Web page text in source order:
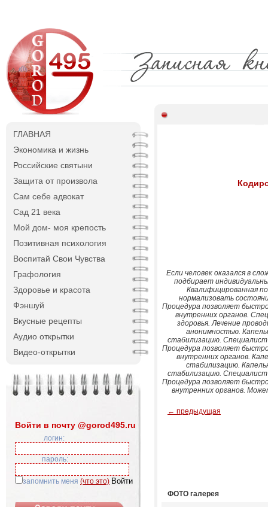
ГЛАВНАЯ
Экономика и жизнь
Российские святыни
Защита от произвола
Сам себе адвокат
Сад 21 века
Мой дом- моя крепость
Позитивная психология
Воспитай Свои Чувства
Графология
Здоровье и красота
Фэншуй
Вкусные рецепты
Аудио открытки
Видео-открытки
Войти в почту @gorod495.ru
логин:
пароль:
запомнить меня (что это)
Если человек оказался в
подбирает
Квалифицированная
нормализовать
Процедура позволяет
внутренних органов.
здоровья. Лечение
анонимностью.
стабилизацию. Специалист
Процедура позволяет
внутренних органов.
стабилизацию.
стабилизацию. Специалист
Процедура позволяет
внутренних органов.
← предыдущая
ФОТО галерея